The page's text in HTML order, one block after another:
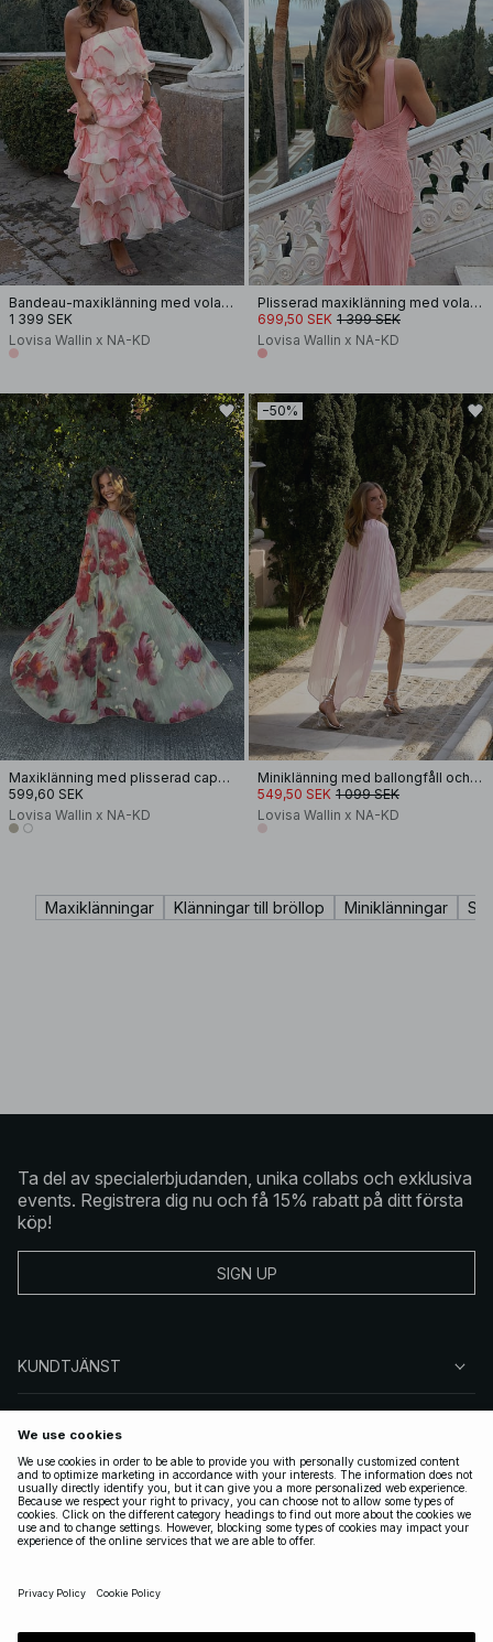
Bandeau-maxiklänning med volang
1 399 SEK
Lovisa Wallin x NA-KD
Plisserad maxiklänning med volangdetalj
699,50 SEK 1 399 SEK
Lovisa Wallin x NA-KD
Maxiklänning med plisserad capedetalj
599,60 SEK
Lovisa Wallin x NA-KD
−50%
Miniklänning med ballongfåll och scarf-detalj
549,50 SEK 1 099 SEK
Lovisa Wallin x NA-KD
Maxiklänningar Klänningar till bröllop Miniklänningar
Ta del av specialerbjudanden, unika collabs och exklusiva
events. Registrera dig nu och få 15% rabatt på ditt första
köp!
SIGN UP
KUNDTJÄNST
FÖLJ OSS
JURIDISKT